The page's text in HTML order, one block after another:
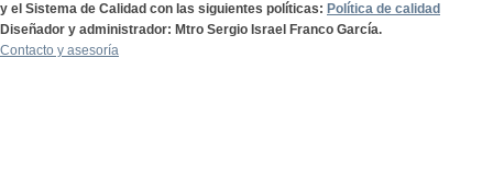
y el Sistema de Calidad con las siguientes políticas: Política de calidad
Diseñador y administrador: Mtro Sergio Israel Franco García.
Contacto y asesoría